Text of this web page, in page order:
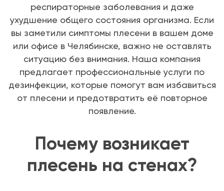
респираторные заболевания и даже
ухудшение общего состояния организма. Если
вы заметили симптомы плесени в вашем доме
или офисе в Челябинске, важно не оставлять
ситуацию без внимания. Наша компания
предлагает профессиональные услуги по
дезинфекции, которые помогут вам избавиться
от плесени и предотвратить её повторное
появление.
Почему возникает
плесень на стенах?